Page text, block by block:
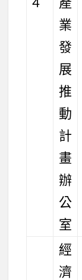
業
發
展
推
動
計
畫
辦
公
室
經
濟